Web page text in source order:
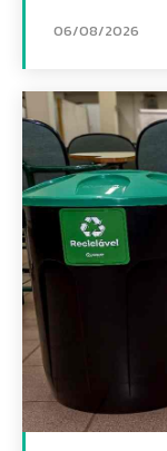
06/08/2026